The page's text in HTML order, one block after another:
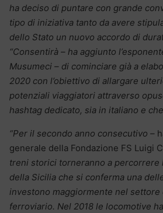
ha deciso di puntare con grande
tipo di iniziativa tanto da avere
dello Stato un nuovo accordo di
“Consentirà – ha aggiunto
Musumeci – di cominciare già a
2020 con l’obiettivo di allargare
potenziali viaggiatori attraverso
hashtag dedicato, sia in italiano e
“Per il secondo anno consecutivo –
generale della Fondazione FS Luigi
treni storici torneranno a percorrere
della Sicilia che si conferma una
investono maggiormente nel settore
ferroviario. Nel 2018 le locomotive